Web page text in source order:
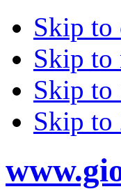
Skip to
Skip to
Skip to
Skip to